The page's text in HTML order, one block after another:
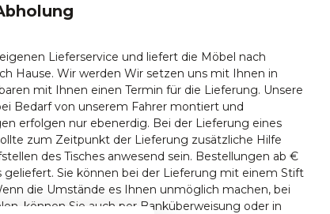
Lieferservice und liefert die Möbel nach
Hause. Wir werden Wir setzen uns mit Ihnen in
mit Ihnen einen Termin für die Lieferung. Unsere
Bedarf von unserem Fahrer montiert und
erfolgen nur ebenerdig. Bei der Lieferung eines
zum Zeitpunkt der Lieferung zusätzliche Hilfe
des Tisches anwesend sein. Bestellungen ab €
geliefert. Sie können bei der Lieferung mit einem Stift
die Umstände es Ihnen unmöglich machen, bei
können Sie auch per Banküberweisung oder in